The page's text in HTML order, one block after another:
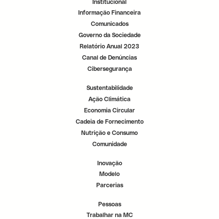
Institucional
Informação Financeira
Comunicados
Governo da Sociedade
Relatório Anual 2023
Canal de Denúncias
Cibersegurança
Sustentabilidade
Ação Climática
Economia Circular
Cadeia de Fornecimento
Nutrição e Consumo
Comunidade
Inovação
Modelo
Parcerias
Pessoas
Trabalhar na MC